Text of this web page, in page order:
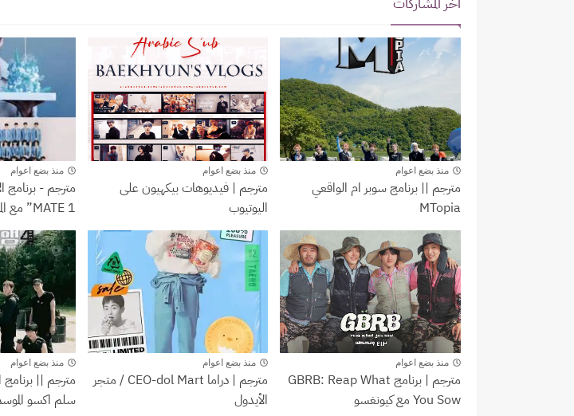
SuperM
منذ بضع اعوام
مترجم || برنامج سوبر ام الواقعي
MTopia
youtube
منذ بضع اعوام
مترجم | فيديوهات بيكهيون على
اليوتيوب
شيومين
منذ بضع اعوام
MATE 1” مع المقدم شيومين
GBRB: Reap What You Sow
منذ بضع اعوام
مترجم | برنامج GBRB: Reap What
You Sow مع كيونغسو
EXO DRAMA
منذ بضع اعوام
مترجم | دراما CEO-dol Mart / متجر
الأيدول
Ladder
منذ بضع اعوام
مترجم || برنامج
سلم اكسو